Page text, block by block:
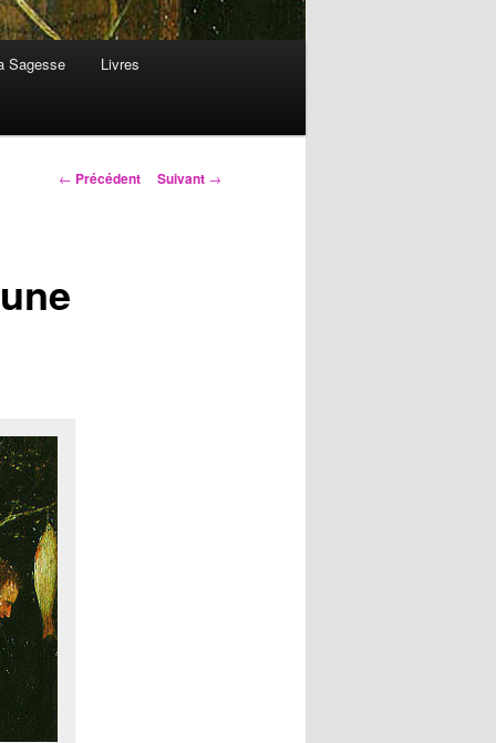
Sagesse Livres
Navigation
← Précédent Suivant →